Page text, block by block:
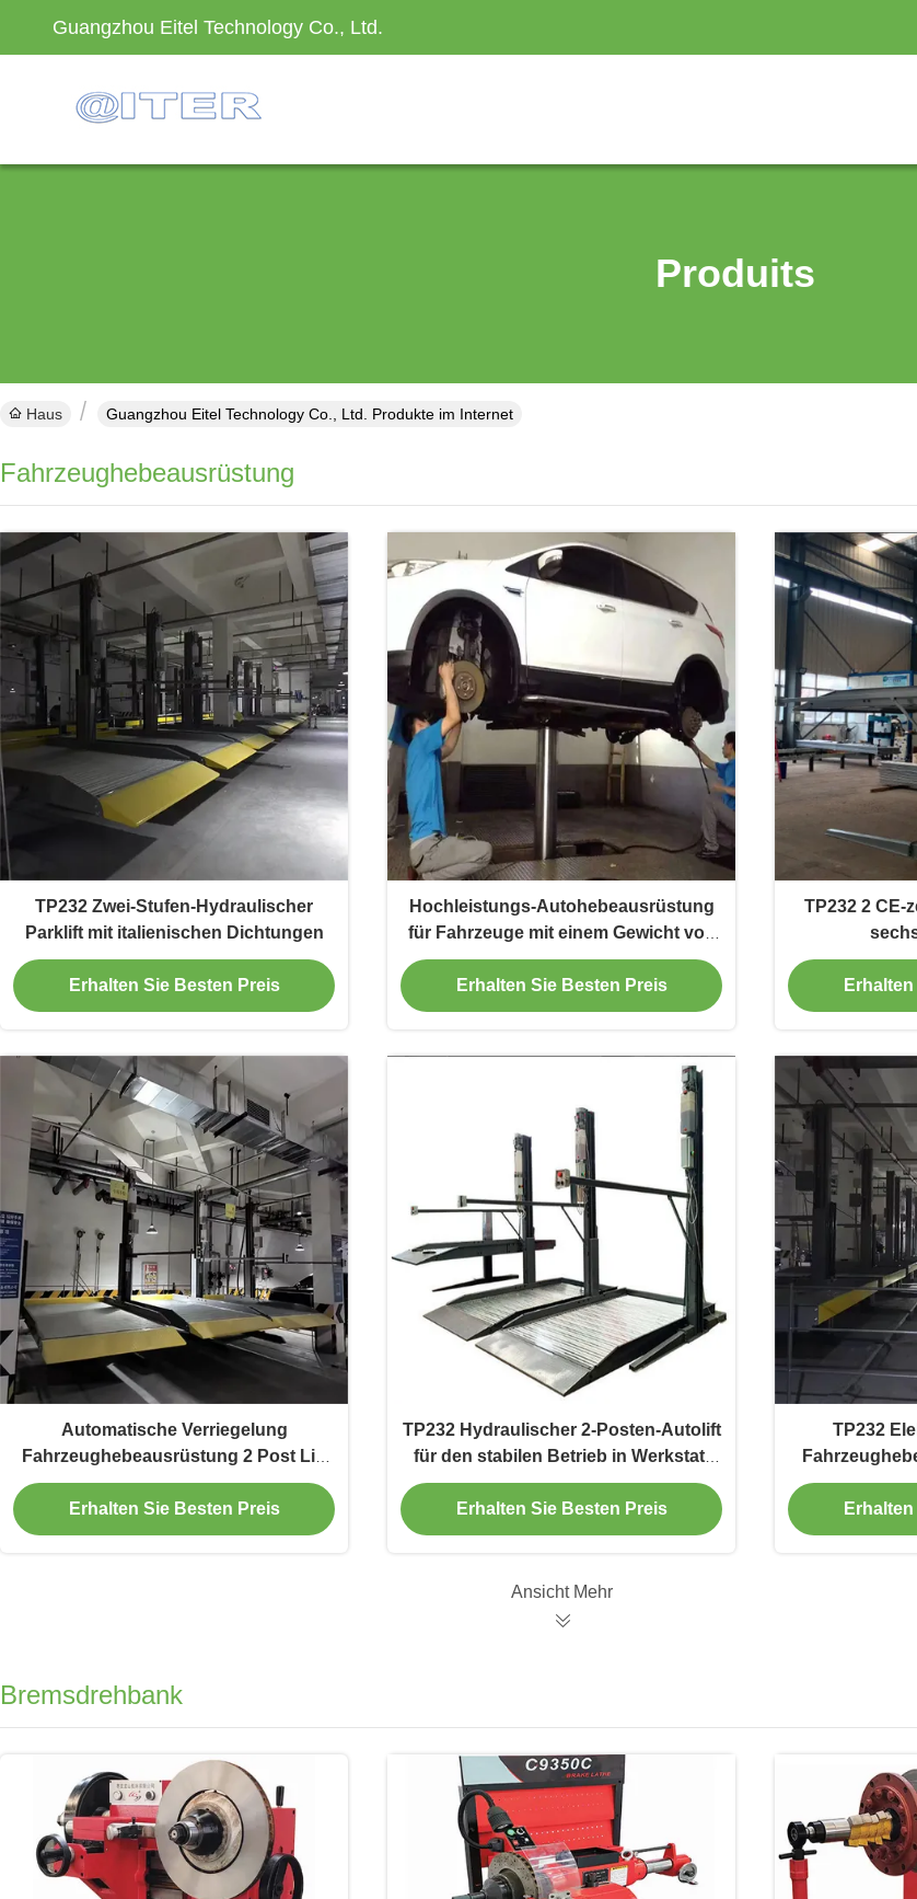
Guangzhou Eitel Technology Co., Ltd.
Produits
Haus Guangzhou Eitel Technology Co., Ltd. Produkte im Internet
Fahrzeughebeausrüstung
TP232 Zwei-Stufen-Hydraulischer
Parklift mit italienischen Dichtungen
Erhalten Sie Besten Preis
Hochleistungs-Autohebeausrüstung
für Fahrzeuge mit einem Gewicht von
2,5 bis 4 Tonnen T-400X
Erhalten Sie Besten Preis
TP232 2 CE-
Automatische Verriegelung
Fahrzeughebeausrüstung 2 Post Lift
TP232 für Wohnparkplatz
Erhalten Sie Besten Preis
TP232 Hydraulischer 2-Posten-Autolift
für den stabilen Betrieb in Werkstatt
oder Garage
Erhalten Sie Besten Preis
TP232
mit
Ansicht Mehr
Bremsdrehbank